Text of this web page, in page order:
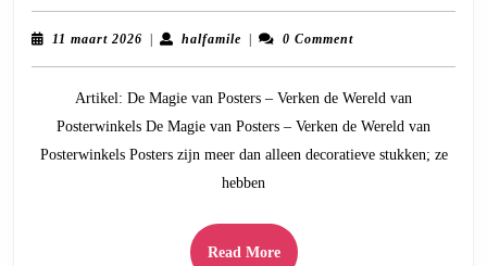
de
Vind
Jouw
Perfecte
11 maart 2026 11| halfamilehalfamile
| 0 Comment
Artikel: De Magie van Posters – Verken de Wereld van
Posterwinkels De Magie van Posters – Verken de Wereld van
Posterwinkels Posters zijn meer dan alleen decoratieve stukken; ze
hebben
Read MoreRead